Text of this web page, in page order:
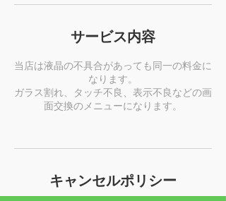
サービス内容
当店は液晶の不具合があっても同一の料金に
なります。
ガラス割れ、タッチ不良、表示不良などの画
面交換のメニューになります。
キャンセルポリシー